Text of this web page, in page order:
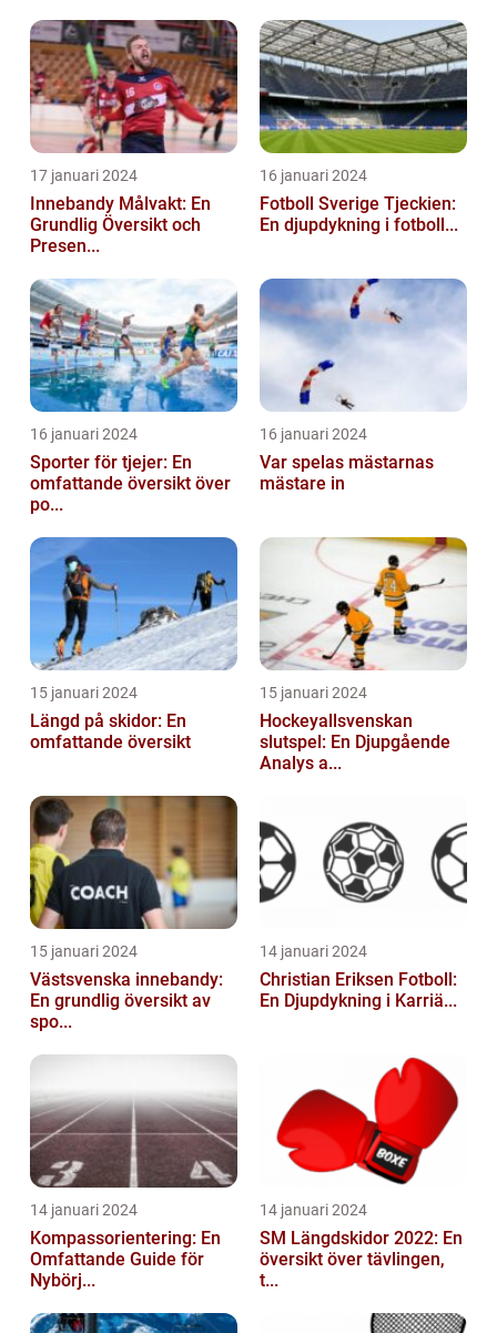
17 januari 2024
Innebandy Målvakt: En
Grundlig Översikt och
Presen...
16 januari 2024
Fotboll Sverige Tjeckien:
En djupdykning i fotboll...
16 januari 2024
Sporter för tjejer: En
omfattande översikt över
po...
16 januari 2024
Var spelas mästarnas
mästare in
15 januari 2024
Längd på skidor: En
omfattande översikt
15 januari 2024
Hockeyallsvenskan
slutspel: En Djupgående
Analys a...
15 januari 2024
Västsvenska innebandy:
En grundlig översikt av
spo...
14 januari 2024
Christian Eriksen Fotboll:
En Djupdykning i Karriä...
14 januari 2024
Kompassorientering: En
Omfattande Guide för
Nybörj...
14 januari 2024
SM Längdskidor 2022: En
översikt över tävlingen,
t...